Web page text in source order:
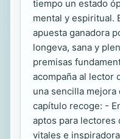
tiempo un estado
mental y espiritual.
apuesta ganadora
longeva, sana y
premisas
acompaña al lector
una sencilla mejora
capítulo recoge: -
aptos para lectores
vitales e